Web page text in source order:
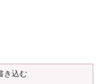
き込む